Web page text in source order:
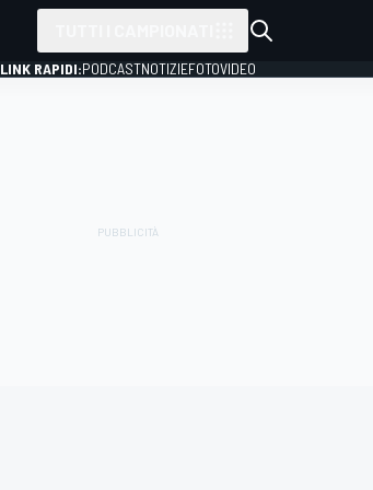
LINK RAPIDI:PODCASTNOTIZIEFOTOVIDEO